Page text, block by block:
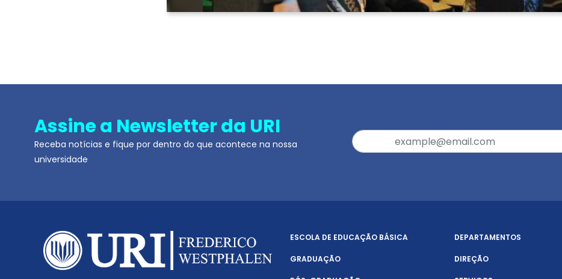
Assine a Newsletter da URI
Receba notícias e fique por dentro do que acontece na nossa
universidade
ESCOLA DE EDUCAÇÃO BÁSICA
GRADUAÇÃO
DEPARTAMENTOS
DIREÇÃO